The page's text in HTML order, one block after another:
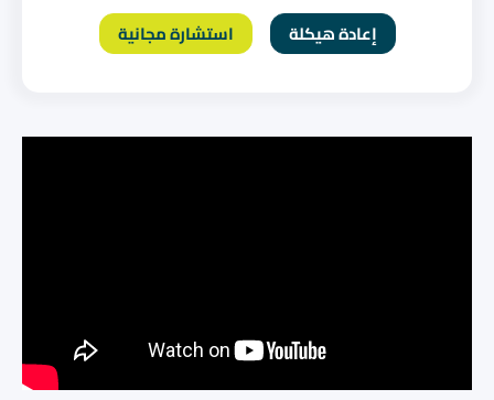
إعادة هيكلة
استشارة مجانية